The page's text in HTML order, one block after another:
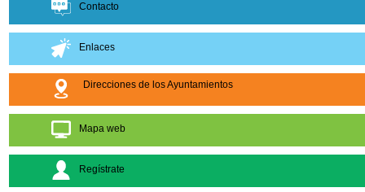
Contacto
Enlaces
Direcciones de los Ayuntamientos
Mapa web
Regístrate